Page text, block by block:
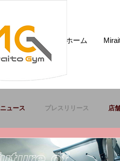
ホーム
ニュース プレスリリース 店